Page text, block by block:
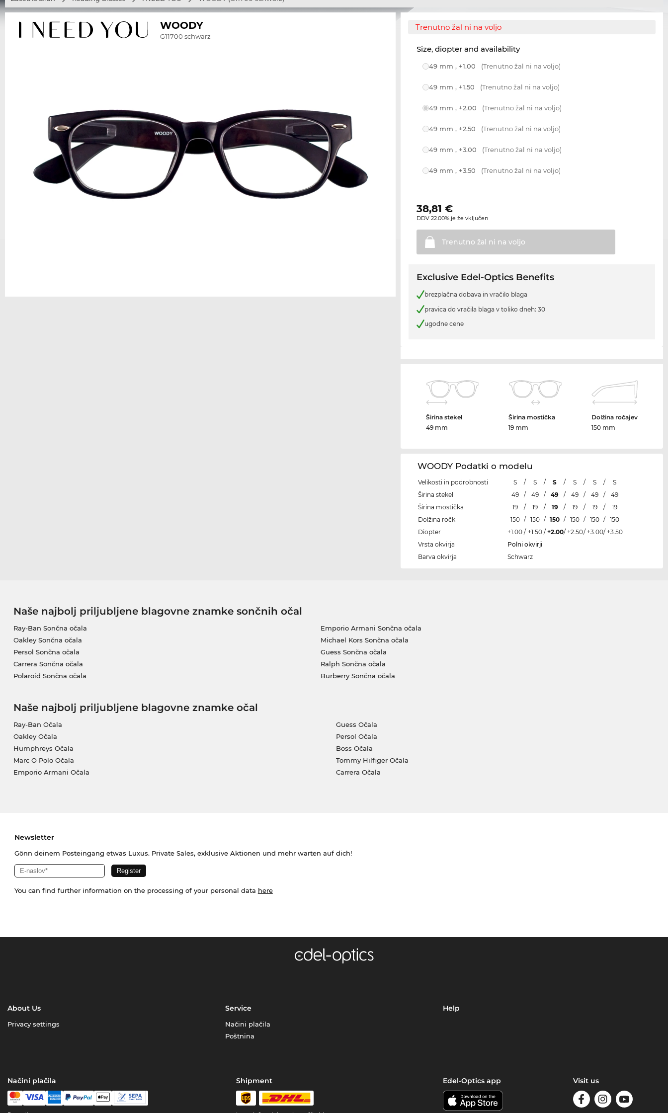
WOODY
G11700 schwarz
Trenutno žal ni na voljo
Size, diopter and availability
49 mm , +1.00 (Trenutno žal ni na voljo)
49 mm , +1.50 (Trenutno žal ni na voljo)
49 mm , +2.00 (Trenutno žal ni na voljo)
49 mm , +2.50 (Trenutno žal ni na voljo)
49 mm , +3.00 (Trenutno žal ni na voljo)
49 mm , +3.50 (Trenutno žal ni na voljo)
38,81 €
DDV 22.00% je že vključen
Trenutno žal ni na voljo
Exclusive Edel-Optics Benefits
brezplačna dobava in vračilo blaga
pravica do vračila blaga v toliko dneh: 30
ugodne cene
Širina stekel
49 mm
Širina mostička
19 mm
Dolžina ročajev
150 mm
WOODY Podatki o modelu
Velikosti in podrobnosti S / S / S / S / S /
S
Širina stekel
49 / 49 / 49 / 49 / 49 /
49
Širina mostička
19 / 19 / 19 / 19 / 19 /
19
Dolžina ročk
150 / 150 / 150 / 150 / 150 / 150
Diopter
+1.00 / +1.50 / +2.00/ +2.50/ +3.00/ +3.50
Vrsta okvirja
Polni okvirji
Barva okvirja
Schwarz
Naše najbolj priljubljene blagovne znamke sončnih očal
Ray-Ban Sončna očala
Oakley Sončna očala
Persol Sončna očala
Carrera Sončna očala
Polaroid Sončna očala
Emporio Armani Sončna očala
Michael Kors Sončna očala
Guess Sončna očala
Ralph Sončna očala
Burberry Sončna očala
Naše najbolj priljubljene blagovne znamke očal
Ray-Ban Očala
Oakley Očala
Humphreys Očala
Marc O Polo Očala
Emporio Armani Očala
Guess Očala
Persol Očala
Boss Očala
Tommy Hilfiger Očala
Carrera Očala
Newsletter
Gönn deinem Posteingang etwas Luxus. Private Sales, exklusive Aktionen und mehr warten auf dich!
You can find further information on the processing of your personal data here
About Us
Privacy settings
Service
Načini plačila
Poštnina
Help
Načini plačila Shipment Edel-Optics app Visit us